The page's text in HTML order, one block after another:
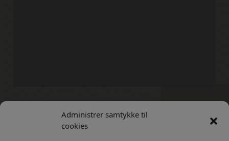
Administrer samtykke til
cookies
Kontakt